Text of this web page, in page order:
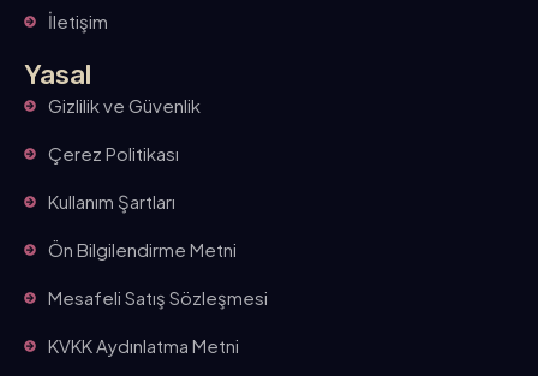
İletişim
Yasal
Gizlilik ve Güvenlik
Çerez Politikası
Kullanım Şartları
Ön Bilgilendirme Metni
Mesafeli Satış Sözleşmesi
KVKK Aydınlatma Metni